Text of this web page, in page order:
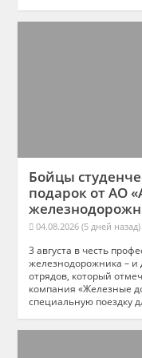
Бойцы
подарок от АО
04.08.2026 (5 дней назад)
3 августа в честь
железнодорожника – и
отрядов, который
компания «Железные
специальную поездку